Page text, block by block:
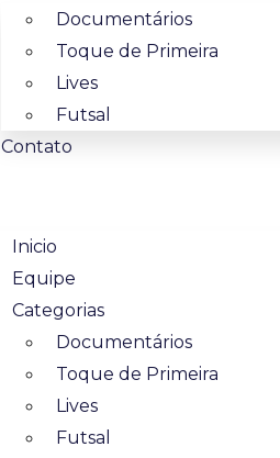
Documentários
Toque de Primeira
Lives
Futsal
Contato
Inicio
Equipe
Categorias
Documentários
Toque de Primeira
Lives
Futsal